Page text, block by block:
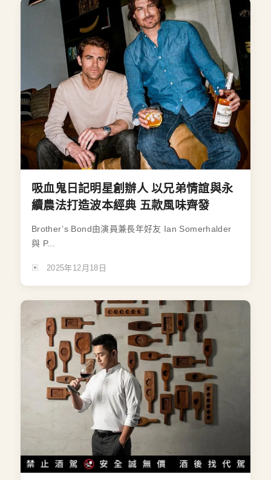
吸血鬼日記明星創辦人 以兄弟情誼與永
續農法打造波本經典 五款風味齊發
Brother’s Bond由演員兼長年好友 Ian Somerhalder
與 P...
2025年12月18日